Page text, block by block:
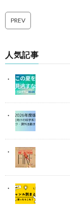
PREV
人気記事